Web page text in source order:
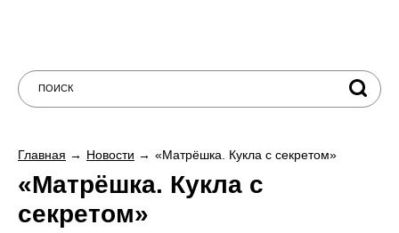
Главная Новости «Матрёшка. Кукла с секретом»
«Матрёшка. Кукла с
секретом»